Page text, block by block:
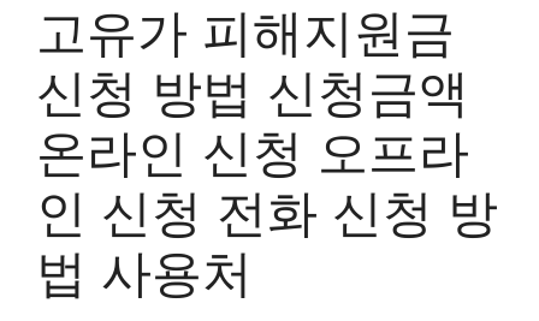
고유가 피해지원금
신청 방법 신청금액
온라인 신청 오프라
인 신청 전화 신청 방
법 사용처